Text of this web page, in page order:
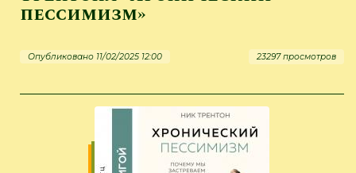
пессимизм»
Опубликовано 11/02/2025 12:00 23297 просмотров